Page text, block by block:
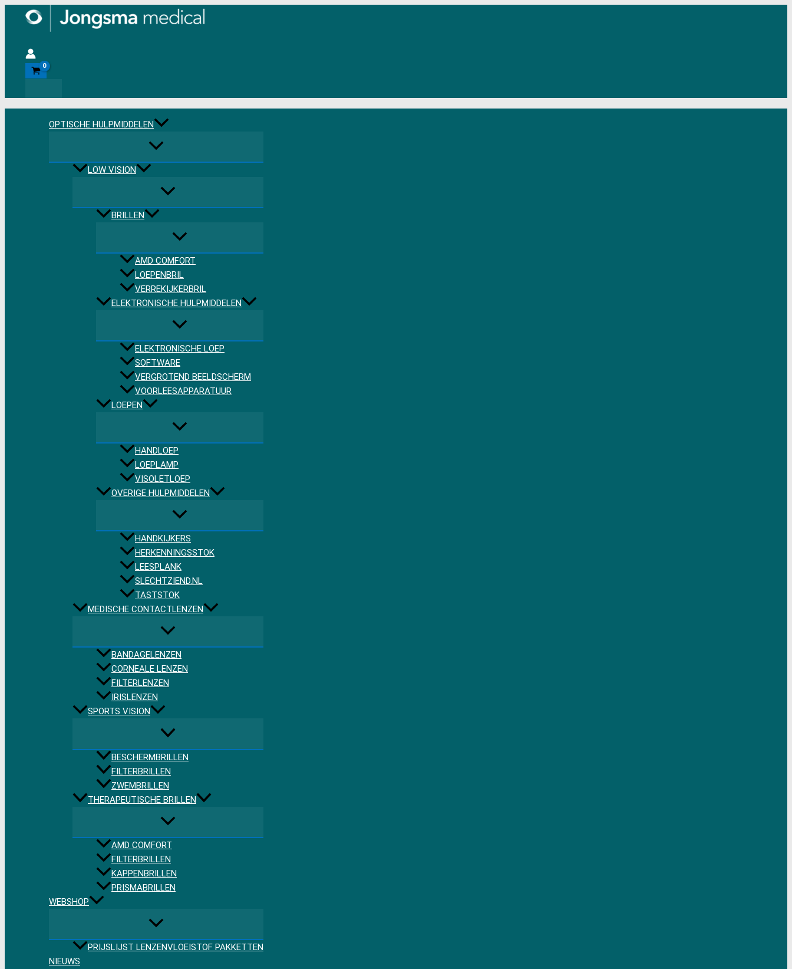
inhoud
OPTISCHE HULPMIDDELEN
LOW VISION
BRILLEN
AMD COMFORT
LOEPENBRIL
VERREKIJKERBRIL
ELEKTRONISCHE HULPMIDDELEN
ELEKTRONISCHE LOEP
SOFTWARE
VERGROTEND BEELDSCHERM
VOORLEESAPPARATUUR
LOEPEN
HANDLOEP
LOEPLAMP
VISOLETLOEP
OVERIGE HULPMIDDELEN
HANDKIJKERS
HERKENNINGSSTOK
LEESPLANK
SLECHTZIEND.NL
TASTSTOK
MEDISCHE CONTACTLENZEN
BANDAGELENZEN
CORNEALE LENZEN
FILTERLENZEN
IRISLENZEN
SPORTS VISION
BESCHERMBRILLEN
FILTERBRILLEN
ZWEMBRILLEN
THERAPEUTISCHE BRILLEN
AMD COMFORT
FILTERBRILLEN
KAPPENBRILLEN
PRISMABRILLEN
WEBSHOP
PRIJSLIJST LENZENVLOEISTOF PAKKETTEN
NIEUWS